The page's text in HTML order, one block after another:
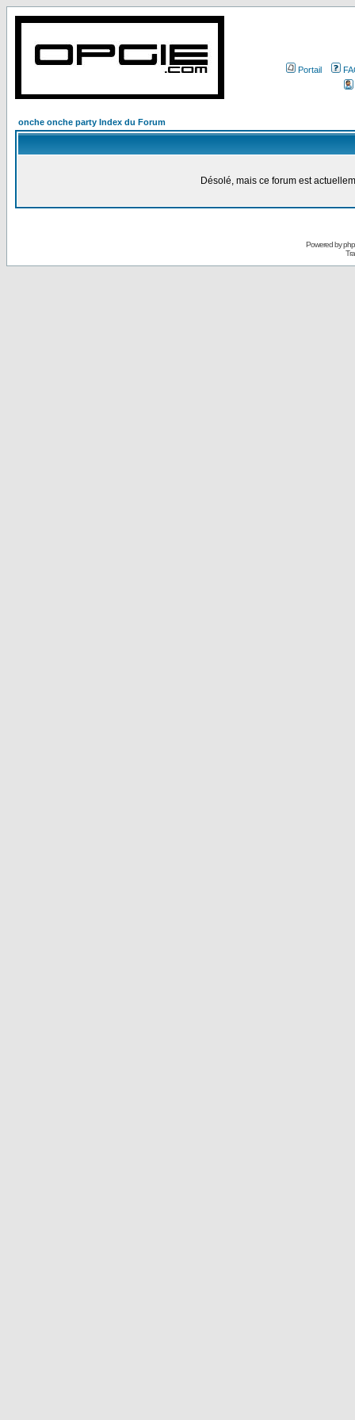
Portail
onche onche party Index du Forum
Désolé, mais ce forum est
Powered by